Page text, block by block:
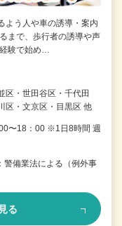
よう人や車の誘導・案内
まで、歩行者の誘導や声
験で始め…
区・世田谷区・千代田
区・文京区・目黒区 他
〜18：00 ※1日8時間 週
備業法による（例外事
る